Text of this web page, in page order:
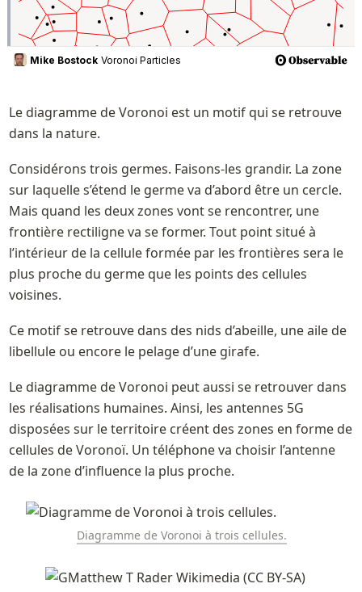
Le diagramme de Voronoi est un motif qui se retrouve
dans la nature.
Considérons trois germes. Faisons-les grandir. La zone
sur laquelle s’étend le germe va d’abord être un cercle.
Mais quand les deux zones vont se rencontrer, une
frontière rectiligne va se former. Tout point situé à
l’intérieur de la cellule formée par les frontières sera le
plus proche du germe que les points des cellules
voisines.
Ce motif se retrouve dans des nids d’abeille, une aile de
libellule ou encore le pelage d’une girafe.
Le diagramme de Voronoi peut aussi se retrouver dans
les réalisations humaines. Ainsi, les antennes 5G
disposées sur le territoire créent des zones en forme de
cellules de Voronoï. Un téléphone va choisir l’antenne
de la zone d’influence la plus proche.
Diagramme de Voronoi à trois cellules.